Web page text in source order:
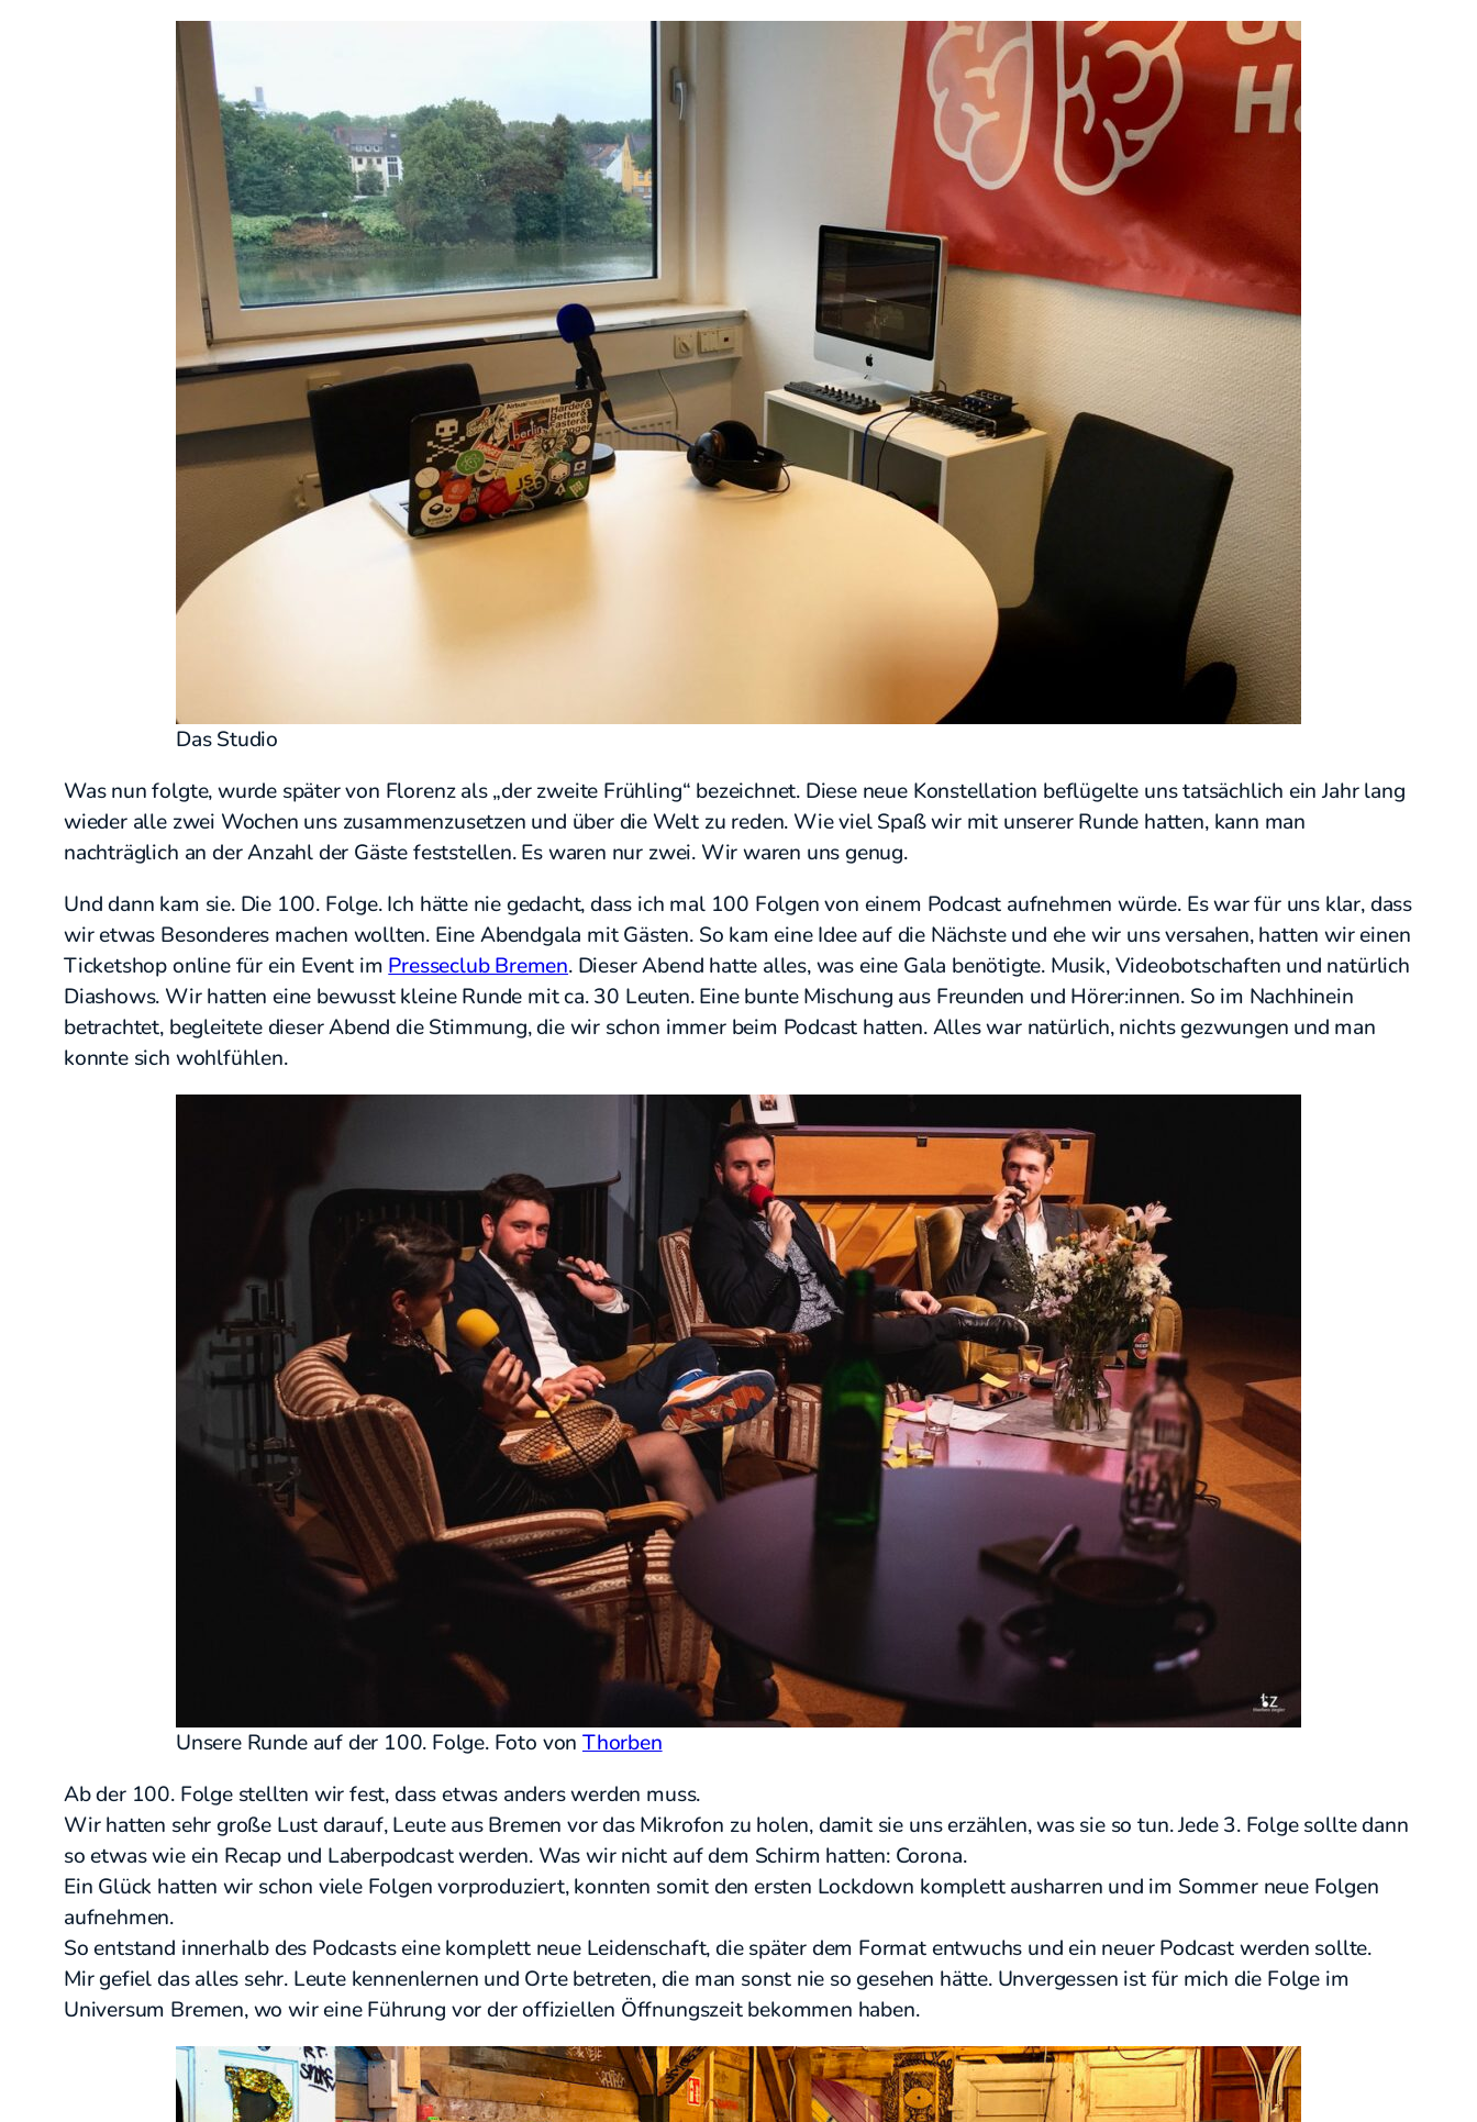
Das Studio
Was nun folgte, wurde später von Florenz als „der zweite Frühling“ bezeichnet. Diese neue Konstellation beflügelte uns tatsächlich ein Jahr lang
wieder alle zwei Wochen uns zusammenzusetzen und über die Welt zu reden. Wie viel Spaß wir mit unserer Runde hatten, kann man
nachträglich an der Anzahl der Gäste feststellen. Es waren nur zwei. Wir waren uns genug.
Und dann kam sie. Die 100. Folge. Ich hätte nie gedacht, dass ich mal 100 Folgen von einem Podcast aufnehmen würde. Es war für uns klar, dass
wir etwas Besonderes machen wollten. Eine Abendgala mit Gästen. So kam eine Idee auf die Nächste und ehe wir uns versahen, hatten wir einen
Ticketshop online für ein Event im Presseclub Bremen. Dieser Abend hatte alles, was eine Gala benötigte. Musik, Videobotschaften und natürlich
Diashows. Wir hatten eine bewusst kleine Runde mit ca. 30 Leuten. Eine bunte Mischung aus Freunden und Hörer:innen. So im Nachhinein
betrachtet, begleitete dieser Abend die Stimmung, die wir schon immer beim Podcast hatten. Alles war natürlich, nichts gezwungen und man
konnte sich wohlfühlen.
Unsere Runde auf der 100. Folge. Foto von Thorben
Ab der 100. Folge stellten wir fest, dass etwas anders werden muss.
Wir hatten sehr große Lust darauf, Leute aus Bremen vor das Mikrofon zu holen, damit sie uns erzählen, was sie so tun. Jede 3. Folge sollte dann
so etwas wie ein Recap und Laberpodcast werden. Was wir nicht auf dem Schirm hatten: Corona.
Ein Glück hatten wir schon viele Folgen vorproduziert, konnten somit den ersten Lockdown komplett ausharren und im Sommer neue Folgen
aufnehmen.
So entstand innerhalb des Podcasts eine komplett neue Leidenschaft, die später dem Format entwuchs und ein neuer Podcast werden sollte.
Mir gefiel das alles sehr. Leute kennenlernen und Orte betreten, die man sonst nie so gesehen hätte. Unvergessen ist für mich die Folge im
Universum Bremen, wo wir eine Führung vor der offiziellen Öffnungszeit bekommen haben.